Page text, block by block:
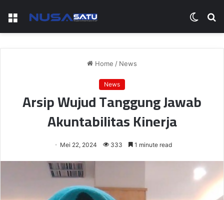
Menu
Switch
skin
Home / News
News
Arsip Wujud Tanggung Jawab
Akuntabilitas Kinerja
Mei 22, 2024 333 1 minute read